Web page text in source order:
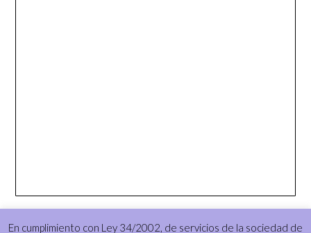
En cumplimiento con Ley 34/2002, de servicios de la sociedad de